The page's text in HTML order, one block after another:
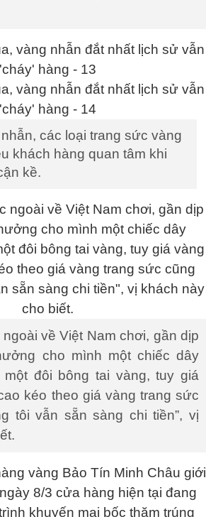
các loại trang sức vàng
khách hàng quan tâm khi
kề.
về Việt Nam chơi, gần dịp
cho mình một chiếc dây
đôi bông tai vàng, tuy giá
kéo theo giá vàng trang sức
tôi vẫn sẵn sàng chi tiền”, vị